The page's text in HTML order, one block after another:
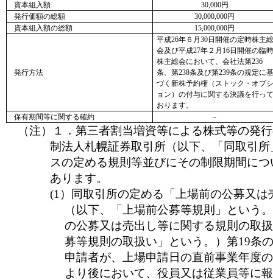
資本組入額
30,000円
発行価額の総額
30,000,000円
資本組入額の総額
15,000,000円
発行方法
平成26年６月30日開催の定時株主総
会及び平成27年２月16日開催の臨時
株主総会において、会社法第236
条、第238条及び第239条の規定に基
づく新株予約権（ストック・オプシ
ョン）の付与に関する決議を行って
おります。
保有期間等に関する確約
－
（注）１．第三者割当増資等による株式等の発
制法人札幌証券取引所（以下、「同取引
スの定める規則等並びにその制限期間に
あります。
(1）同取引所の定める「上場前の公募又
（以下、「上場前公募等規則」という
の公募又は売出し等に関する規則の取
募等規則の取扱い」という。）第19条
申請者が、上場申請日の直前事業年度
より後において、役員又は従業員等に